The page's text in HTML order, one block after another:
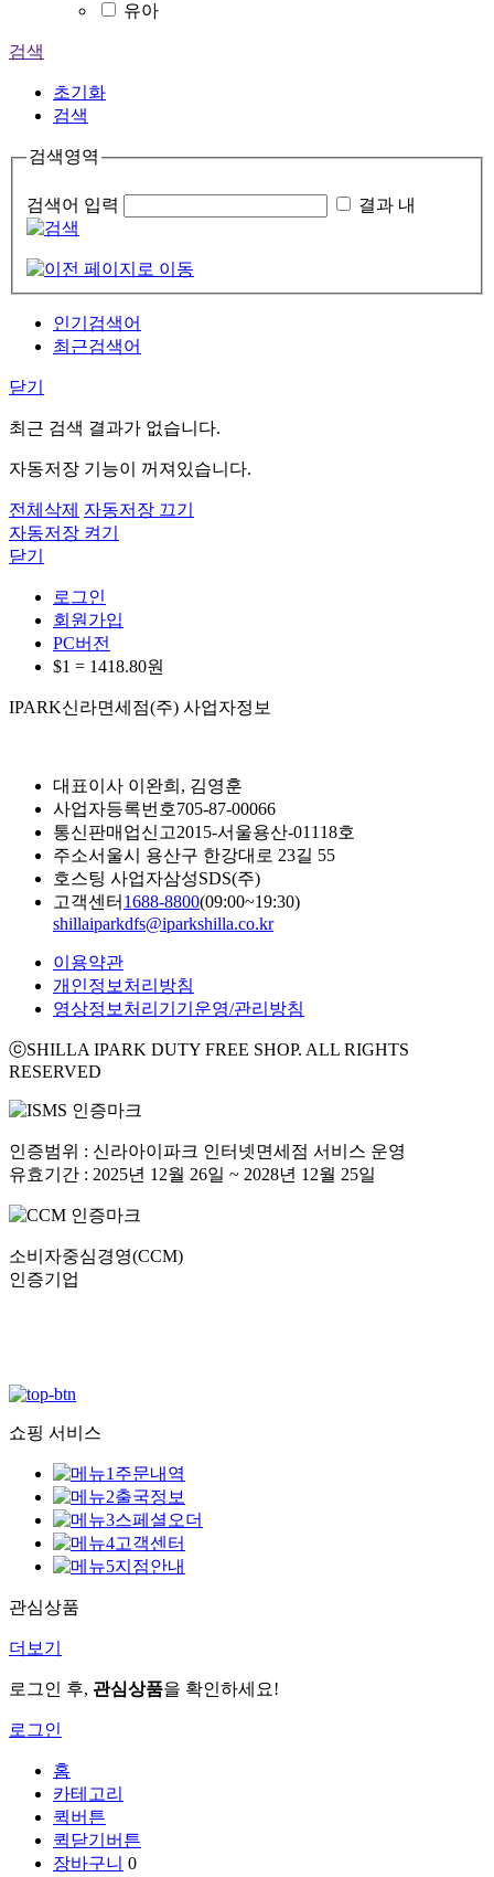
유아
검색
초기화
검색
검색영역
검색어 입력 결과 내
인기검색어
최근검색어
닫기
최근 검색 결과가 없습니다.
자동저장 기능이 꺼져있습니다.
전체삭제 자동저장 끄기
자동저장 켜기
닫기
로그인
회원가입
PC버전
$1 = 1418.80원
IPARK신라면세점(주) 사업자정보
대표이사 이완희, 김영훈
사업자등록번호705-87-00066
통신판매업신고2015-서울용산-01118호
주소서울시 용산구 한강대로 23길 55
호스팅 사업자삼성SDS(주)
고객센터 1688-8800(09:00~19:30)
shillaiparkdfs@iparkshilla.co.kr
이용약관
개인정보처리방침
영상정보처리기기운영/관리방침
ⓒSHILLA IPARK DUTY FREE SHOP. ALL RIGHTS
RESERVED
인증범위 : 신라아이파크 인터넷면세점 서비스 운영
유효기간 : 2025년 12월 26일 ~ 2028년 12월 25일
소비자중심경영(CCM)
인증기업
쇼핑 서비스
주문내역
출국정보
스페셜오더
고객센터
지점안내
관심상품
더보기
로그인 후, 관심상품을 확인하세요!
로그인
홈
카테고리
퀵버튼
퀵닫기버튼
장바구니 0